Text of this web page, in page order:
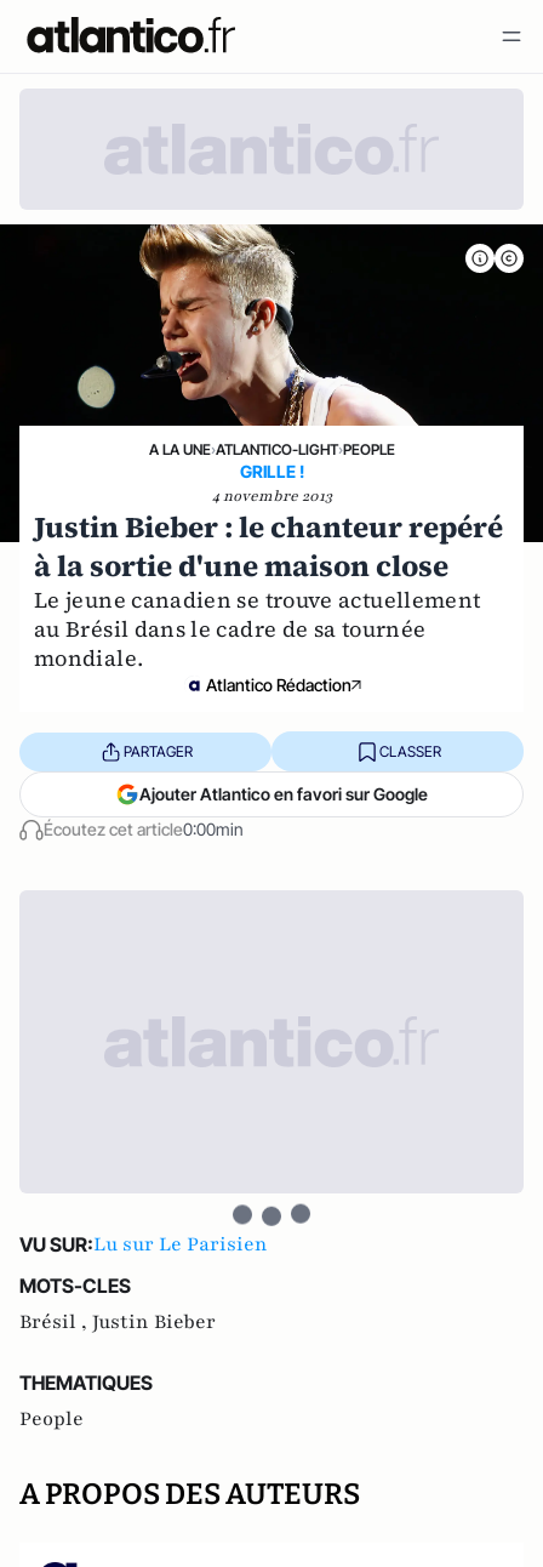
A LA UNE›ATLANTICO-LIGHT›PEOPLE
GRILLE !
4 novembre 2013
Justin Bieber : le chanteur repéré
à la sortie d'une maison close
Le jeune canadien se trouve actuellement
au Brésil dans le cadre de sa tournée
mondiale.
Atlantico Rédaction
Écoutez cet article0:00min
PARTAGER CLASSER
Ajouter Atlantico en favori sur Google
VU SUR:Lu sur Le Parisien
MOTS-CLES
Brésil , Justin Bieber
THEMATIQUES
People
A PROPOS DES AUTEURS